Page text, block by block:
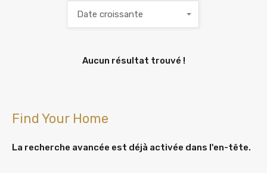
Date croissante
Aucun résultat trouvé !
Find Your Home
La recherche avancée est déjà activée dans l'en-tête.